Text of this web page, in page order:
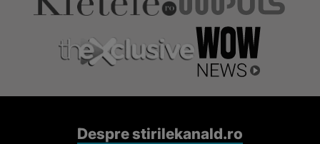
Despre stirilekanald.ro